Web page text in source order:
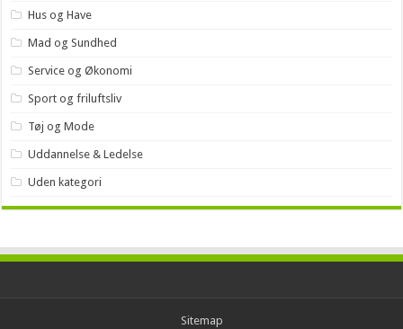
Hus og Have
Mad og Sundhed
Service og Økonomi
Sport og friluftsliv
Tøj og Mode
Uddannelse & Ledelse
Uden kategori
Sitemap